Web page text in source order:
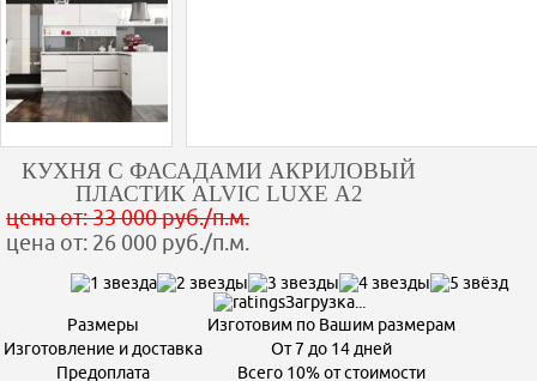
КУХНЯ С ФАСАДАМИ АКРИЛОВЫЙ
ПЛАСТИК ALVIC LUXE А2
цена от: 33 000 руб./п.м.
цена от: 26 000 руб./п.м.
Загрузка...
Размеры
Изготовим по Вашим размерам
Изготовление и доставка
От 7 до 14 дней
Предоплата
Всего 10% от стоимости